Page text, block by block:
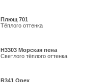
Плющ 701
Тёплого оттенка
H3303 Морская пена
Светлого тёплого оттенка
R341 Орех